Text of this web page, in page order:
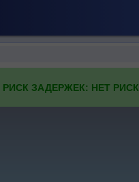
РИСК ЗАДЕРЖЕК: НЕТ